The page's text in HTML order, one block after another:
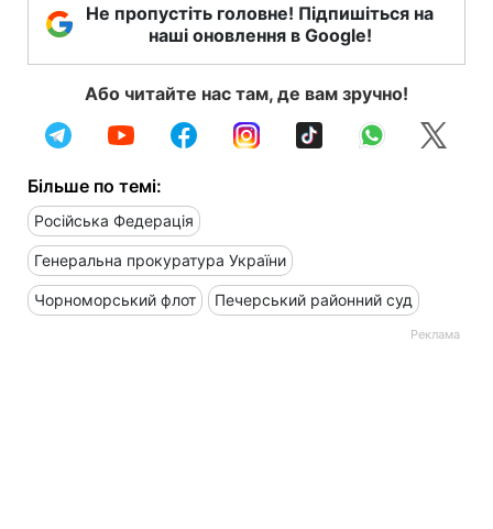
Не пропустіть головне! Підпишіться на
наші оновлення в Google!
Або читайте нас там, де вам зручно!
Більше по темі:
Російська Федерація
Генеральна прокуратура України
Чорноморський флот Печерський районний суд